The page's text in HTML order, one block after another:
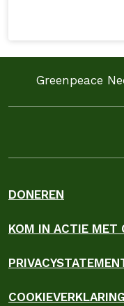
Greenpeace
DONEREN
KOM IN ACTIE MET
COOKIEVERKLARING